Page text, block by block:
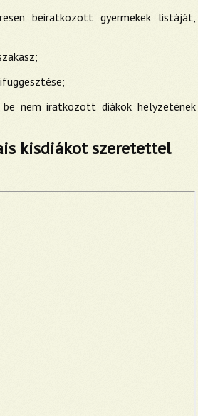
beiratkozott gyermekek listáját,
nem iratkozott diákok helyzetének
kisdiákot szeretettel